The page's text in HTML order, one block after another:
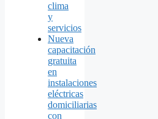
clima
y
servicios
Nueva
capacitación
gratuita
en
instalaciones
eléctricas
domiciliarias
con